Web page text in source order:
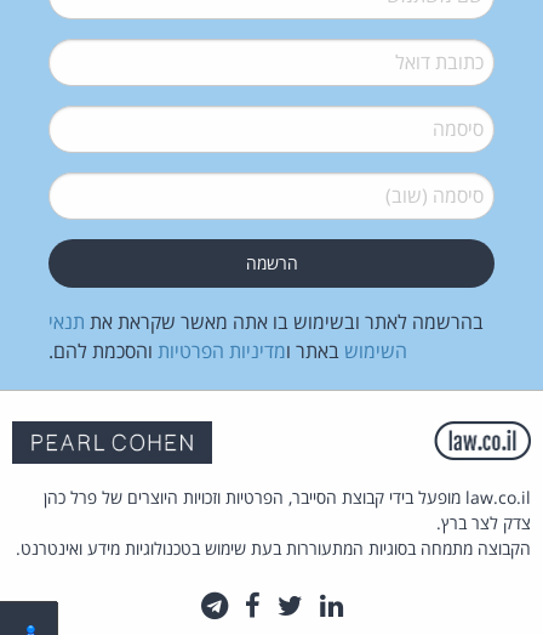
דואל*
סיסמה*
סיסמה (שוב)*
בהרשמה לאתר ובשימוש בו אתה מאשר שקראת את תנאי
השימוש באתר ומדיניות הפרטיות והסכמת להם.
law.co.il מופעל בידי קבוצת הסייבר, הפרטיות וזכויות היוצרים של פרל כהן
צדק לצר ברץ.
הקבוצה מתמחה בסוגיות המתעוררות בעת שימוש בטכנולוגיות מידע ואינטרנט.
לינקדאין
טוויטרפייסבוק